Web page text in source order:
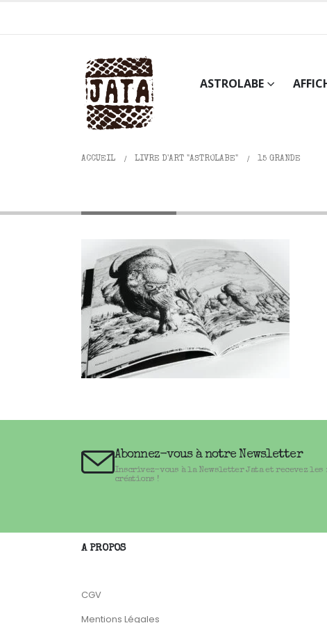
ASTROLABE
ACCUEIL LIVRE D'ART "ASTROLABE" 15 GRANDE
Abonnez-vous à notre Newsletter
Inscrivez-vous à la Newsletter Jata et recevez les
créations !
A PROPOS
CGV
Mentions Légales